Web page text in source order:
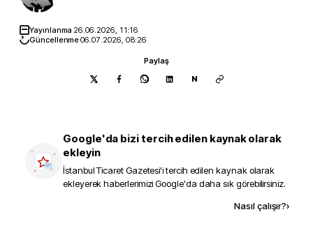
Yayınlanma 26.06.2026, 11:16
Güncellenme06.07.2026, 08:26
Paylaş
N
Google'da bizi tercih edilen kaynak olarak
ekleyin
İstanbul Ticaret Gazetesi'i tercih edilen kaynak olarak
ekleyerek haberlerimizi Google'da daha sık görebilirsiniz.
Nasıl çalışır?›